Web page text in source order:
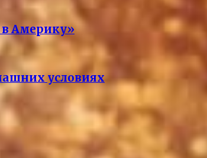
в Америку»
условиях